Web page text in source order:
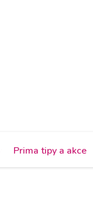
Prima tipy a akce